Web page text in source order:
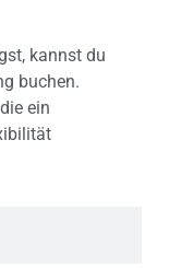
kannst du
buchen.
ein